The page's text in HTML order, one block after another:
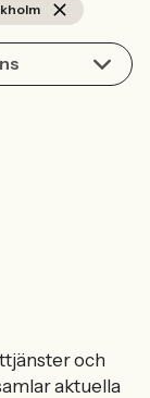
och
aktuella